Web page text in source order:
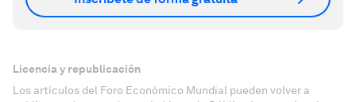
Licencia y republicación
Los artículos del Foro Económico Mundial pueden volver a